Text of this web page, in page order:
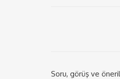
Soru, görüş ve